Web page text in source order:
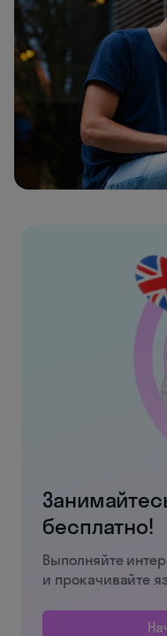
бесплатно!
Выполняйте
и прокачивайте